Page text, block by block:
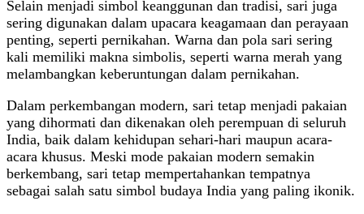
Selain menjadi simbol keanggunan dan tradisi, sari juga
sering digunakan dalam upacara keagamaan dan perayaan
penting, seperti pernikahan. Warna dan pola sari sering
kali memiliki makna simbolis, seperti warna merah yang
melambangkan keberuntungan dalam pernikahan.
Dalam perkembangan modern, sari tetap menjadi pakaian
yang dihormati dan dikenakan oleh perempuan di seluruh
India, baik dalam kehidupan sehari-hari maupun acara-
acara khusus. Meski mode pakaian modern semakin
berkembang, sari tetap mempertahankan tempatnya
sebagai salah satu simbol budaya India yang paling ikonik.